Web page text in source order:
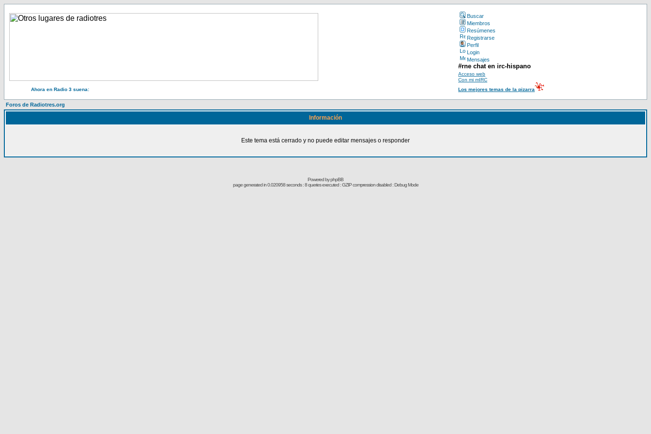
Buscar
Miembros
Resúmenes
Registrarse
Perfil
Login
Mensajes
#rne chat en irc-hispano
Acceso web
Con mi mIRC
Ahora en Radio 3 suena:
Los mejores temas de la pizarra
Foros de Radiotres.org
Información
Este tema está cerrado y no puede editar mensajes o responder
Powered byphpBB
page generated in 0.020958 seconds : 8 queries executed : GZIP compression disabled : Debug Mode